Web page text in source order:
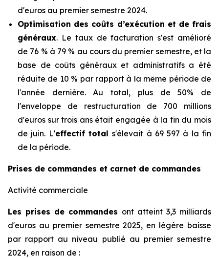
d'euros au premier semestre 2024.
Optimisation des coûts d’exécution et de frais
généraux. Le taux de facturation s'est amélioré
de 76 % à 79 % au cours du premier semestre, et la
base de coûts généraux et administratifs a été
réduite de 10 % par rapport à la même période de
l'année dernière. Au total, plus de 50% de
l'enveloppe de restructuration de 700 millions
d'euros sur trois ans était engagée à la fin du mois
de juin. L'effectif totals'élevait à 69 597 à la fin
de la période.
Prises de commandes et carnet de commandes
Activité commerciale
Les prises de commandes ont atteint 3,3 milliards
d'euros au premier semestre 2025, en légère baisse
par rapport au niveau publié au premier semestre
2024, en raison de :